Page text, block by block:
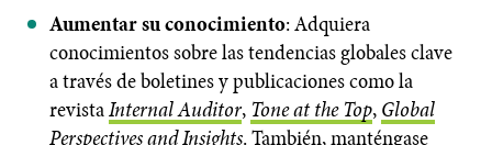
Aumentar su conocimiento: Adquiera
conocimientos sobre las tendencias globales clave
a través de boletines y publicaciones como la
revistaInternal Auditor, Tone at the Top,Global
Perspectives and Insights. También, manténgase